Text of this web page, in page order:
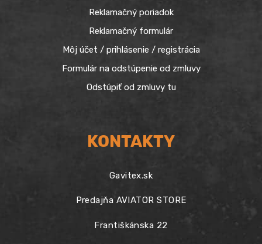
Reklamačný poriadok
Reklamačný formulár
Môj účet / prihlásenie / registrácia
Formulár na odstúpenie od zmluvy
Odstúpiť od zmluvy tu
KONTAKTY
Gavitex.sk
Predajňa AVIATOR STORE
Františkánska 22